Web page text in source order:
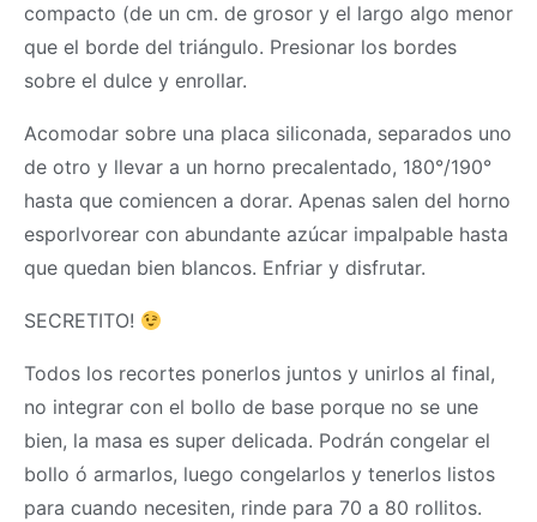
compacto (de un cm. de grosor y el largo algo menor
que el borde del triángulo. Presionar los bordes
sobre el dulce y enrollar.
Acomodar sobre una placa siliconada, separados uno
de otro y llevar a un horno precalentado, 180°/190°
hasta que comiencen a dorar. Apenas salen del horno
esporlvorear con abundante azúcar impalpable hasta
que quedan bien blancos. Enfriar y disfrutar.
SECRETITO!
Todos los recortes ponerlos juntos y unirlos al final,
no integrar con el bollo de base porque no se une
bien, la masa es super delicada. Podrán congelar el
bollo ó armarlos, luego congelarlos y tenerlos listos
para cuando necesiten, rinde para 70 a 80 rollitos.